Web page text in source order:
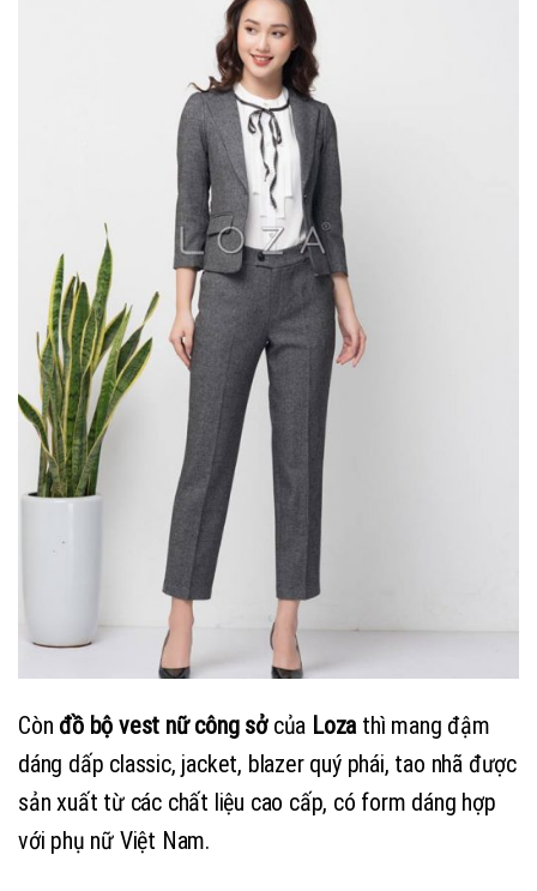
Còn đồ bộ vest nữ công sởcủa Loza thì mang đậm
dáng dấp classic, jacket, blazer quý phái, tao nhã được
sản xuất từ các chất liệu cao cấp, có form dáng hợp
với phụ nữ Việt Nam.